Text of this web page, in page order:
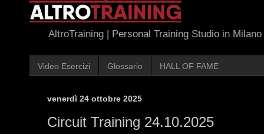
AltroTraining | Personal Training Studio in Milano
Video Esercizi Glossario HALL OF FAME
venerdì 24 ottobre 2025
Circuit Training 24.10.2025